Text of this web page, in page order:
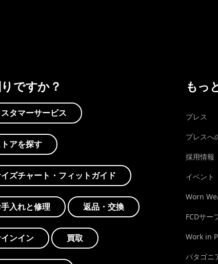
ですか？
タマーサービス
アを探す
ズチャート・フィットガイド
入れと修理 返品・交換
ンイン 買取
もっ
プレス
プレスへ
採用情報
イベント
Worn
FCDサー
Work in
パタゴニ